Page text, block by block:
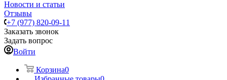
Новости и статьи
Отзывы
+7 (977) 820-09-11
Заказать звонок
Задать вопрос
Войти
Корзина0